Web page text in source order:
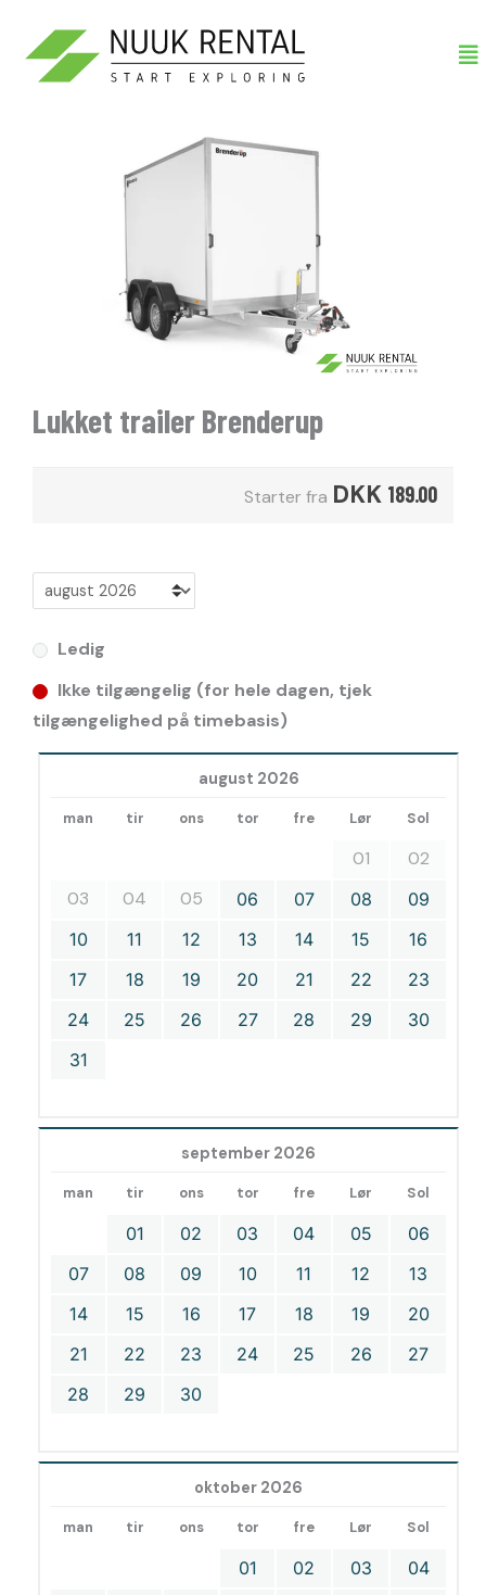
indholdet
Lukket trailer Brenderup
Starter fra DKK 189.00
Ledig
Ikke tilgængelig (for hele dagen, tjek
tilgængelighed på timebasis)
august 2026
man tir ons tor fre Lør Sol
01
02
03
04 05 06 07 08
09
10
11 12 13 14 15
16
17
18 19 20 21 22
23
24
25 26 27 28 29
30
31
september 2026
man tir ons tor fre Lør Sol
01 02 03 04 05
06
07
08 09 10 11 12
13
14
15 16 17 18 19
20
21
22 23 24 25 26
27
28
29 30
oktober 2026
man tir ons tor fre Lør Sol
01 02 03
04